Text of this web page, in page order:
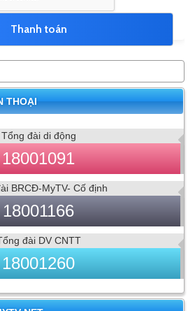
THOẠI
Tổng đài di động
18001091
BRCĐ-MyTV- Cố định
18001166
đài DV CNTT
18001260